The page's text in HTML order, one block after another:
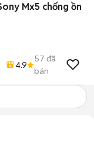
Mx5 chống ồn
4.9
57 đã
bán